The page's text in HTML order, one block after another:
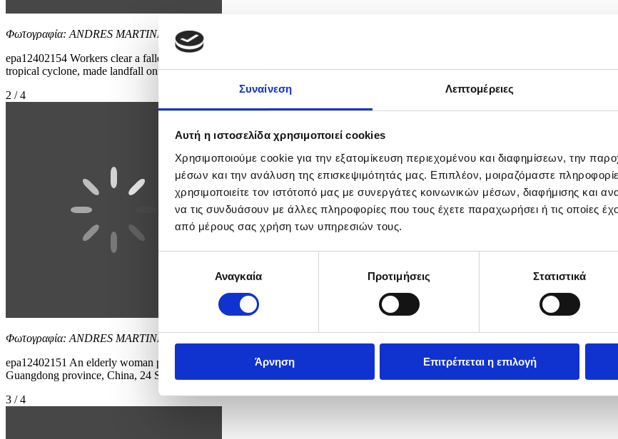
Συναίνεση Λεπτομέρειες
Αυτή η ιστοσελίδα χρησιμοποιεί cookies
Χρησιμοποιούμε cookie για την εξατομίκευση περιεχομένου και διαφημίσεων, την
μέσων και την ανάλυση της επισκεψιμότητάς μας. Επιπλέον, μοιραζόμαστε
χρησιμοποιείτε τον ιστότοπό μας με συνεργάτες κοινωνικών μέσων, διαφήμισης και
να τις συνδυάσουν με άλλες πληροφορίες που τους έχετε παραχωρήσει ή τις οποίες
από μέρους σας χρήση των υπηρεσιών τους.
συγκατάθεσηςΑναγκαία Προτιμήσεις Στατιστικά
Άρνηση Επιτρέπεται η επιλογή
Φωτογραφία: ANDRES MARTINEZ CASARES
epa12402154 Workers clear a fallen tree branch from a road amidst the passage of Typhoon Ragasa in Maoming, Guangdong
tropical cyclone, made landfall on the southern coast of China in Guangdong province, leading to the relocation of over 2 million
2 / 4
Φωτογραφία: ANDRES MARTINEZ CASARES
epa12402151 An elderly woman prepares a bowl of instant noodles at a temporary resettlement site set up inside Bomei Primary
Guangdong province, China, 24 September 2025. Typhoon Ragasa, the year's most powerful tropical cyclone, made landfall on the
3 / 4